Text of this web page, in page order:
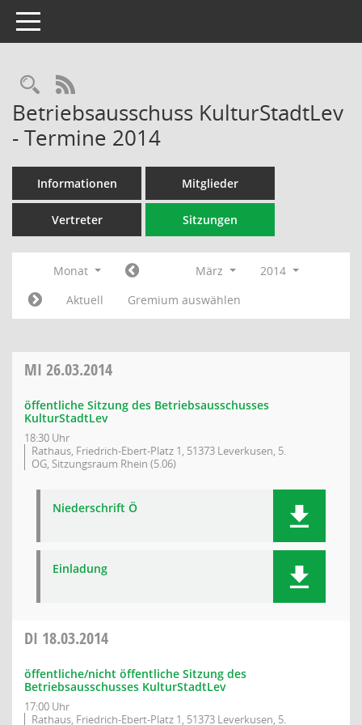
Toggle navigation
Rechercheauswahl
RSS-Feed
Betriebsausschuss KulturStadtLev
- Termine 2014
Informationen Mitglieder
Vertreter Sitzungen
Monat März
2014
Aktuell
Gremium auswählen
MI 26.03.2014
öffentliche Sitzung des Betriebsausschusses
KulturStadtLev
18:30 Uhr
Rathaus, Friedrich-Ebert-Platz 1, 51373 Leverkusen, 5.
OG, Sitzungsraum Rhein (5.06)
Niederschrift Ö
Einladung
DI 18.03.2014
öffentliche/nicht öffentliche Sitzung des
Betriebsausschusses KulturStadtLev
17:00 Uhr
Rathaus, Friedrich-Ebert-Platz 1, 51373 Leverkusen, 5.